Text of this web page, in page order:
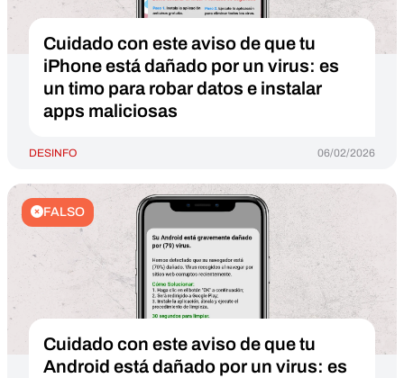
Cuidado con este aviso de que tu
iPhone está dañado por un virus: es
un timo para robar datos e instalar
apps maliciosas
DESINFO 06/02/2026
FALSO
Cuidado con este aviso de que tu
Android está dañado por un virus: es